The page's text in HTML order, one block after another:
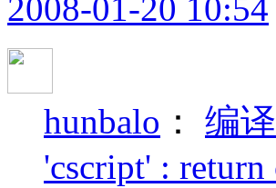
2008-01-20 10:54
hunbalo ： 编
'cscript' :